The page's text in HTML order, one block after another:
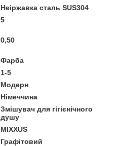
Неіржавка сталь SUS304
5
0,50
Фарба
1-5
Модерн
Німеччина
Змішувач для гігієнічного
душу
MIXXUS
Графітовий